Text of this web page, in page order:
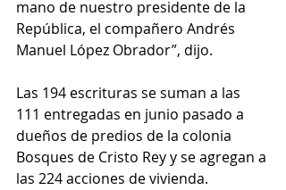
mano de nuestro presidente de la
República, el compañero Andrés
Manuel López Obrador”, dijo.
Las 194 escrituras se suman a las
111 entregadas en junio pasado a
dueños de predios de la colonia
Bosques de Cristo Rey y se agregan a
las 224 acciones de vivienda.